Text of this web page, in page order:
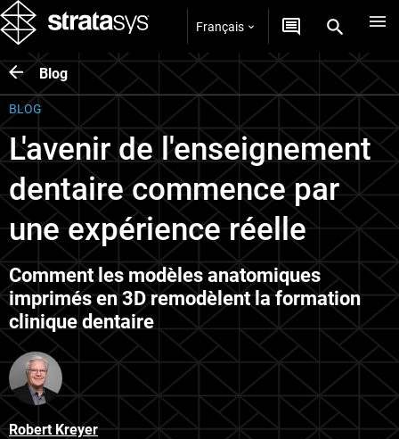
Français
Blog
BLOG
L'avenir de l'enseignement
dentaire commence par
une expérience réelle
Comment les modèles anatomiques
imprimés en 3D remodèlent la formation
clinique dentaire
Robert Kreyer